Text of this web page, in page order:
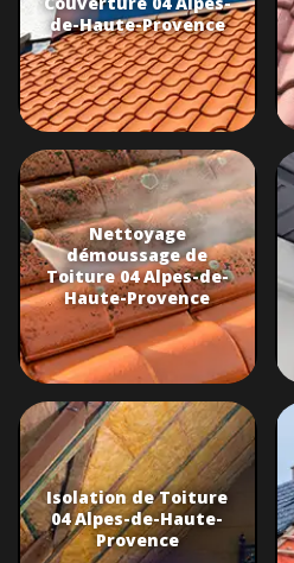
de-Haute-Provence
Nettoyage
démoussage de
Toiture 04 Alpes-de-
Haute-Provence
Isolation de Toiture
04 Alpes-de-Haute-
Provence